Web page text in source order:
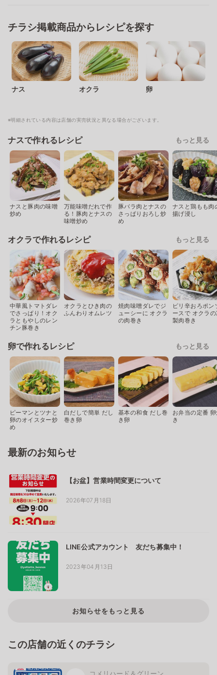
チラシ掲載商品からレシピを探す
ナス オクラ 卵
※明細されている内容は店舗の実売状況と異なる場合がございます。
ナスで作れるレシピ もっと見る
ナスと豚肉の味噌
炒め
万能味噌だれで作
る！豚肉とナスの
味噌炒め
豚バラ肉とナスの
さっぱりおろし炒
め
ナスと鶏もも肉
揚げ浸し
オクラで作れるレシピ もっと見る
中華風トマトダレ
でさっぱり！オク
ラともやしのレン
チン豚巻き
オクラとひき肉の
ふんわりオムレツ
焼肉味噌ダレでジ
ューシーに オクラ
の肉巻き
ピリ辛おろポン
ースで オクラ
製肉巻き
卵で作れるレシピ もっと見る
ピーマンとツナと
卵のオイスター炒
め
白だしで簡単 だし
巻き卵
基本の和食 だし巻
き卵
お弁当の定番
き
最新のお知らせ
【お盆】営業時間変更について
2026年07月18日
LINE公式アカウント 友だち募集中！
2023年04月13日
お知らせをもっと見る
この店舗の近くのチラシ
コメリハード＆グリーン